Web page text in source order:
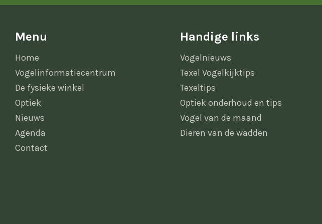
Menu
Home
Vogelinformatiecentrum
De fysieke winkel
Optiek
Nieuws
Agenda
Contact
Handige links
Vogelnieuws
Texel Vogelkijktips
Texeltips
Optiek onderhoud en tips
Vogel van de maand
Dieren van de wadden